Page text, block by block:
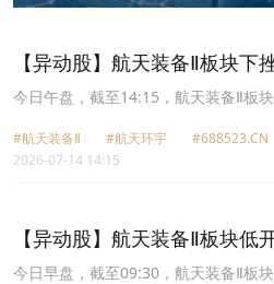
【异动股】航天装备Ⅱ板块下
(688523.CN)跌15.1%
今日午盘，截至14:15，航天装备Ⅱ板
中国卫星(600118.CN)跌10.00%报
10.00%报18.44元，中国卫通
#航天装备Ⅱ #航天环宇
#688523.CN
2026-07-14 14:15
【异动股】航天装备Ⅱ板块低
(002829.CN)跌10.0%
今日早盘，截至09:30，航天装备Ⅱ板